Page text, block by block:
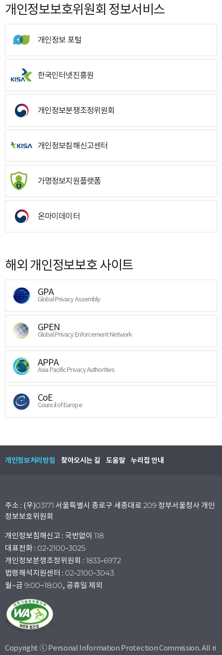
개인정보보호위원회 정보서비스
개인정보 포털
한국인터넷진흥원
개인정보분쟁조정위원회
개인정보침해신고센터
가명정보지원플랫폼
온마이데이터
해외 개인정보보호 사이트
GPA
Global Privacy Assembly
GPEN
Global Privacy Enforcement Network
APPA
Asia Pacific Privacy Authorities
CoE
Council of Europe
개인정보처리방침 찾아오시는 길 도움말 누리집 안내
주소 : (우)03171 서울특별시 종로구 세종대로 209 정부서울청사 개인
정보보호위원회
개인정보침해신고 : 국번없이 118
대표전화 : 02-2100-3025
개인정보분쟁조정위원회 : 1833-6972
법령해석지원센터 : 02-2100-3043
월~금 9:00~18:00, 공휴일 제외
Copyright ⓒ Personal Information Protection Commission. All ri